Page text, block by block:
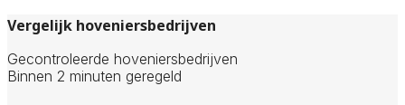
Vergelijk hoveniersbedrijven
Gecontroleerde hoveniersbedrijven
Binnen 2 minuten geregeld